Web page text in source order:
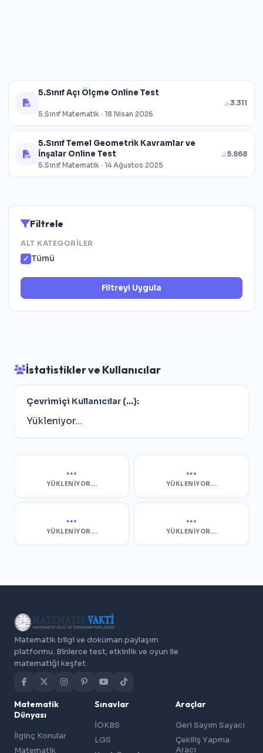
5.Sınıf Açı Ölçme Online Test
5.Sınıf Matematik · 18 Nisan 2026
3.311
5.Sınıf Temel Geometrik Kavramlar ve
İnşalar Online Test
5.Sınıf Matematik · 14 Ağustos 2025
5.868
Filtrele
ALT KATEGORILER
Tümü
Filtreyi Uygula
İstatistikler ve Kullanıcılar
Çevrimiçi Kullanıcılar (...):
Yükleniyor...
...
YÜKLENIYOR...
...
YÜKLENIYOR...
...
YÜKLENIYOR...
...
YÜKLENIYOR...
Matematik bilgi ve doküman paylaşım
platformu. Binlerce test, etkinlik ve oyun ile
matematiği keşfet.
Matematik
Dünyası
İlginç Konular
Matematik
Sınavlar
İOKBS
LGS
Araçlar
Geri Sayım Sayacı
Çekiliş Yapma
Aracı